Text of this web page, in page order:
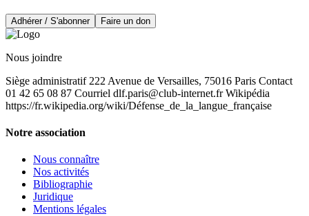
Adhérer / S'abonner Faire un don
Nous joindre
Siège administratif 222 Avenue de Versailles, 75016 Paris Contact
01 42 65 08 87 Courriel dlf.paris@club-internet.frWikipédia
https://fr.wikipedia.org/wiki/Défense_de_la_langue_française
Notre association
Nous connaître
Nos activités
Bibliographie
Juridique
Mentions légales